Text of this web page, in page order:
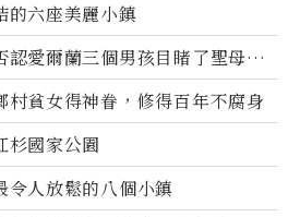
的六座美麗小鎮
認愛爾蘭三個男孩目睹了聖母顯
村貧女得神眷，修得百年不腐身
杉國家公園
令人放鬆的八個小鎮